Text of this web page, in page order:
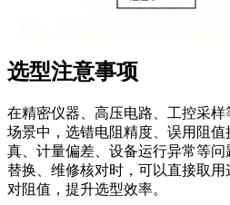
选型注意事项
在精密仪器、高压电路、工控采
场景中，选错电阻精度、误用阻
真、计量偏差、设备运行异常等
替换、维修核对时，可以直接取
对阻值，提升选型效率。